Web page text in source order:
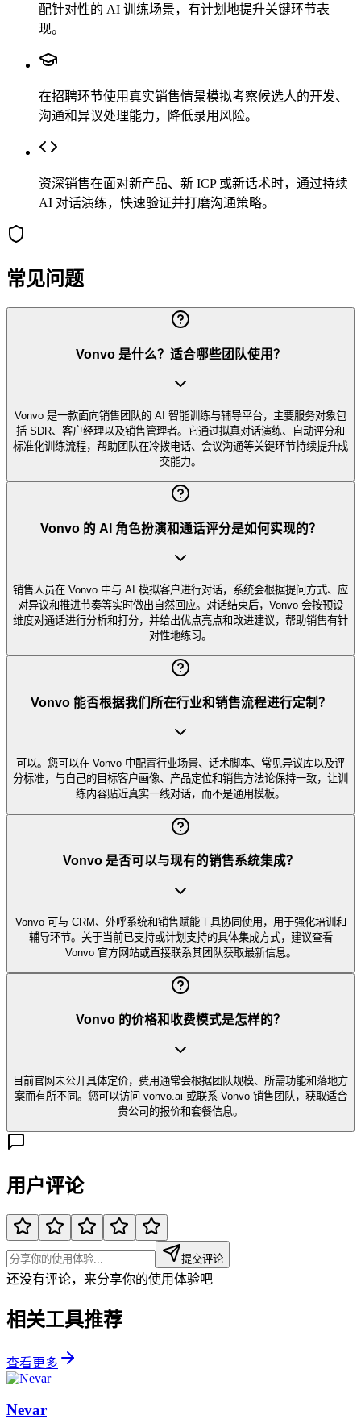
配针对性的 AI 训练场景，有计划地提升关键环节表
现。
在招聘环节使用真实销售情景模拟考察候选人的开发、
沟通和异议处理能力，降低录用风险。
资深销售在面对新产品、新 ICP 或新话术时，通过持续
AI 对话演练，快速验证并打磨沟通策略。
常见问题
Vonvo 是什么？适合哪些团队使用？
Vonvo 是一款面向销售团队的 AI 智能训练与辅导平台，主要服务对象包
括 SDR、客户经理以及销售管理者。它通过拟真对话演练、自动评分和
标准化训练流程，帮助团队在冷拨电话、会议沟通等关键环节持续提升成
交能力。
Vonvo 的 AI 角色扮演和通话评分是如何实现的？
销售人员在 Vonvo 中与 AI 模拟客户进行对话，系统会根据提问方式、应
对异议和推进节奏等实时做出自然回应。对话结束后，Vonvo 会按预设
维度对通话进行分析和打分，并给出优点亮点和改进建议，帮助销售有针
对性地练习。
Vonvo 能否根据我们所在行业和销售流程进行定制？
可以。您可以在 Vonvo 中配置行业场景、话术脚本、常见异议库以及评
分标准，与自己的目标客户画像、产品定位和销售方法论保持一致，让训
练内容贴近真实一线对话，而不是通用模板。
Vonvo 是否可以与现有的销售系统集成？
Vonvo 可与 CRM、外呼系统和销售赋能工具协同使用，用于强化培训和
辅导环节。关于当前已支持或计划支持的具体集成方式，建议查看
Vonvo 官方网站或直接联系其团队获取最新信息。
Vonvo 的价格和收费模式是怎样的？
目前官网未公开具体定价，费用通常会根据团队规模、所需功能和落地方
案而有所不同。您可以访问 vonvo.ai 或联系 Vonvo 销售团队，获取适合
贵公司的报价和套餐信息。
用户评论
提交评论
还没有评论，来分享你的使用体验吧
相关工具推荐
查看更多
Nevar